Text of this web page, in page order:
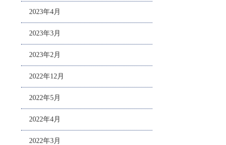
2023年4月
2023年3月
2023年2月
2022年12月
2022年5月
2022年4月
2022年3月